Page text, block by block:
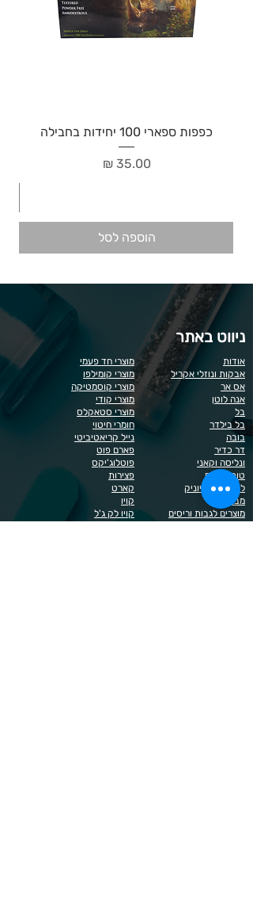
כפפות ספארי 100 יחידות בחבילה
מחיר‏35.00 ‏₪
הוספה לסל
ניווט באתר
מוצרי חד פעמי
מוצרי קומילפו
מוצרי קוסמטיקה
מוצרי קודי
מוצרי סטאקלס
חומרי חיטוי
נייל קריאטיביטי
פארם פוט
פוטלוג'יקס
פצירות
קארט
קויו
קויו לק ג'ל
אודות
אבקות ונוזלי אקריל
אס אר
אנה לוטן
בל
בל בילדר
בובה
דר כדיר
ונליסה וקאני
טופ / בייס
לק רגיל לה יוניק
מבצעים
מוצרים לגבות וריסים